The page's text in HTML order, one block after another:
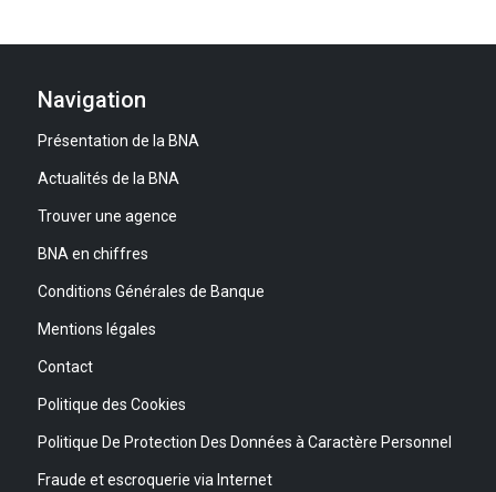
Navigation
Présentation de la BNA
Actualités de la BNA
Trouver une agence
BNA en chiffres
Conditions Générales de Banque
Mentions légales
Contact
Politique des Cookies
Politique De Protection Des Données à Caractère Personnel
Fraude et escroquerie via Internet